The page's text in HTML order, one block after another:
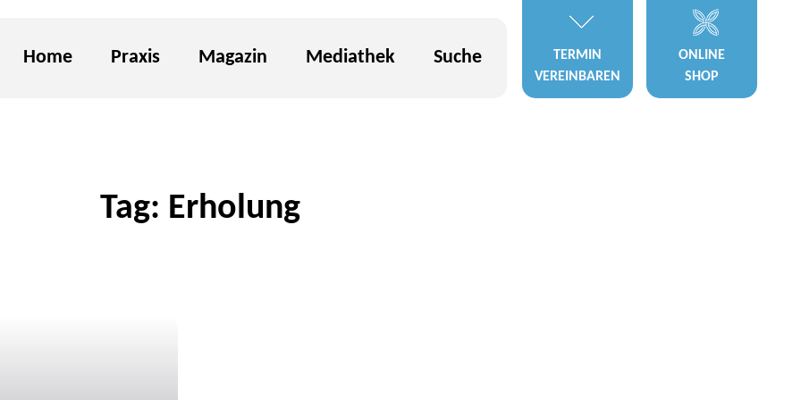
Home Praxis Magazin Mediathek Suche
TERMIN
VEREINBAREN
ONLINE
SHOP
Tag: Erholung